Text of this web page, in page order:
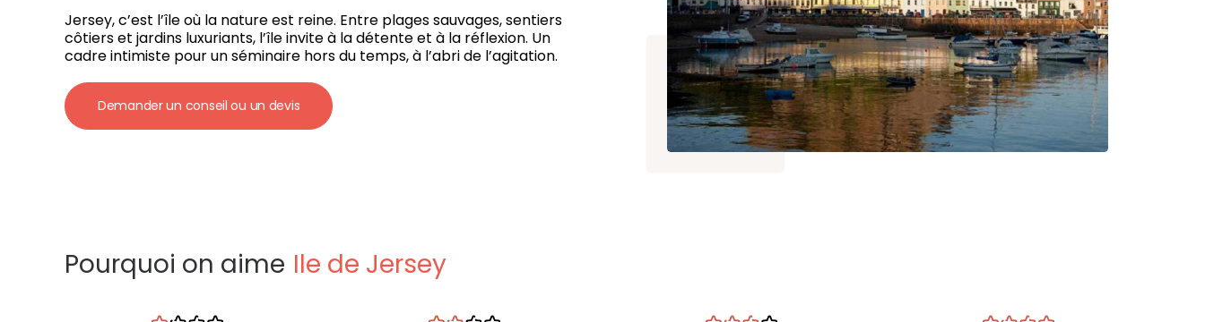
Jersey, c’est l’île où la nature est reine. Entre plages sauvages, sentiers
côtiers et jardins luxuriants, l’île invite à la détente et à la réflexion. Un
cadre intimiste pour un séminaire hors du temps, à l’abri de l’agitation.
Demander un conseil ou un devis
Pourquoi on aime Ile de Jersey